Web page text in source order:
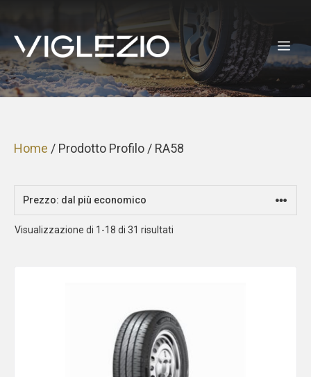
contenuto
Home / Prodotto Profilo / RA58
Visualizzazione di 1-18 di 31 risultati